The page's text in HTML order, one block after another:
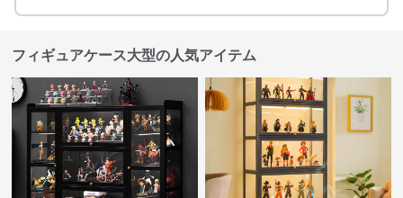
フィギュアケース大型の人気アイテム